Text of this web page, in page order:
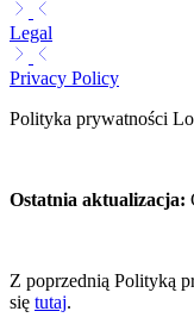
Legal
Privacy Policy
Polityka prywatności
Ostatnia aktualizacja:
Z poprzednią Polityką
się tutaj.